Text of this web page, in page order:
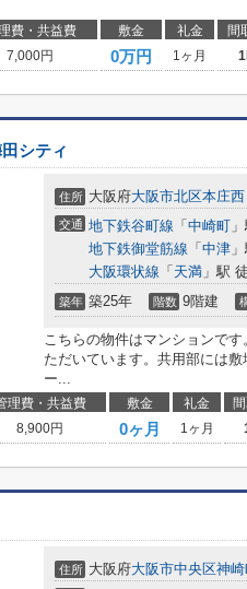
費・共益費 敷金 礼金 間
7,000円 0万円 1ヶ月
シティ
住所 大阪府大阪市北区本庄西
交通 地下鉄谷町線 「 中崎町
地下鉄御堂筋線 「 中津
大阪環状線 「 天満 」駅
築年 築25年 階数 9階建
こちらの物件はマンションで
ただいています。共用部には
ー...
理費・共益費 敷金 礼金
8,900円 0ヶ月 1ヶ月
住所 大阪府大阪市中央区神